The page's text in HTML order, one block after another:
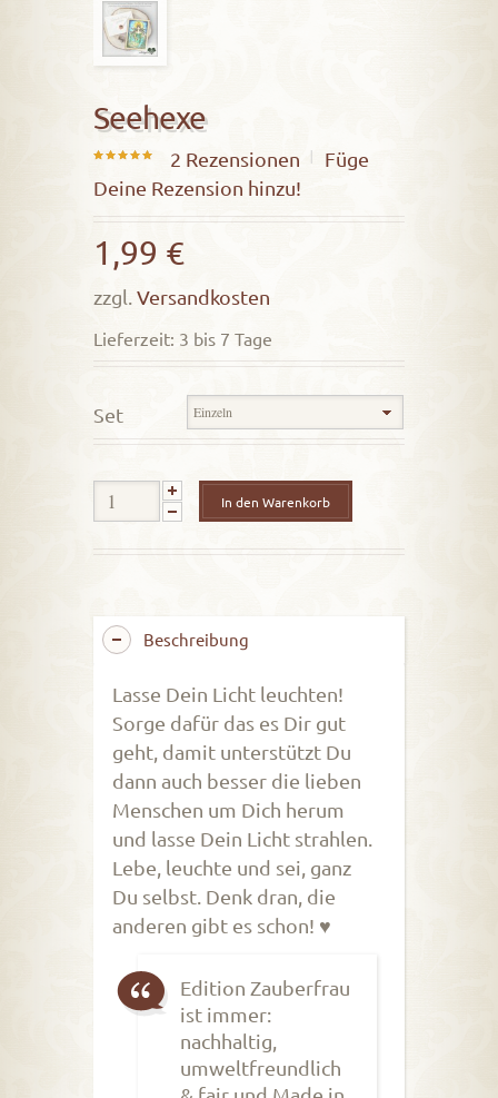
Seehexe
out of
2 Rezensionen
Füge
Deine Rezension hinzu!
1,99 €
zzgl. Versandkosten
Lieferzeit: 3 bis 7 Tage
Set
In den Warenkorb
Beschreibung
Lasse Dein Licht leuchten!
Sorge dafür das es Dir gut
geht, damit unterstützt Du
dann auch besser die lieben
Menschen um Dich herum
und lasse Dein Licht strahlen.
Lebe, leuchte und sei, ganz
Du selbst. Denk dran, die
anderen gibt es schon! ♥
Edition Zauberfrau
ist immer:
nachhaltig,
umweltfreundlich